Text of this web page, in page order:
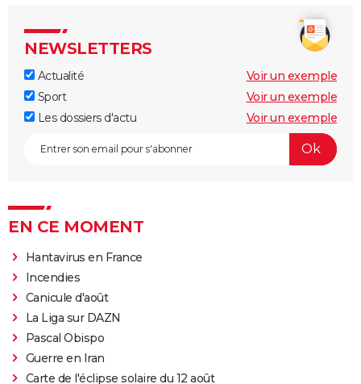
NEWSLETTERS
Actualité
Voir un exemple
Sport
Voir un exemple
Les dossiers d'actu
Voir un exemple
EN CE MOMENT
Hantavirus en France
Incendies
Canicule d'août
La Liga sur DAZN
Pascal Obispo
Guerre en Iran
Carte de l'éclipse solaire du 12 août